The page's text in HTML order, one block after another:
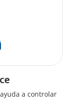
a controlar